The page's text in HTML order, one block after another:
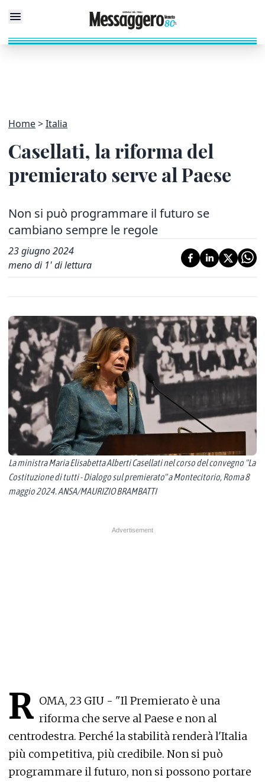
Home Italia
Casellati, la riforma del
premierato serve al Paese
Non si può programmare il futuro se
cambiano sempre le regole
23 giugno 2024
meno di 1' di lettura
La ministra Maria Elisabetta Alberti Casellati nel corso del convegno "La
Costituzione di tutti - Dialogo sul premierato" a Montecitorio, Roma 8
maggio 2024. ANSA/MAURIZIO BRAMBATTI
R OMA, 23 GIU - "Il Premierato è una
riforma che serve al Paese e non al
centrodestra. Perché la stabilità renderà l'Italia
più competitiva, più credibile. Non si può
programmare il futuro, non si possono portare